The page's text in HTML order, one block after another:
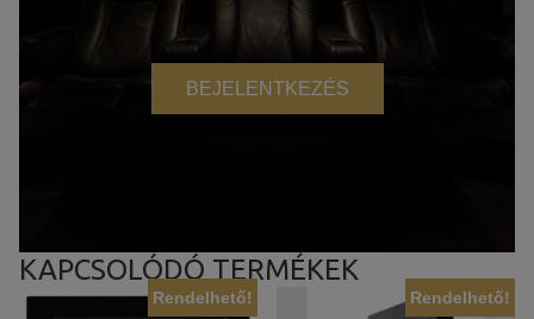
BEJELENTKEZÉS
KAPCSOLÓDÓ TERMÉKEK
Rendelhető! Rendelhető!